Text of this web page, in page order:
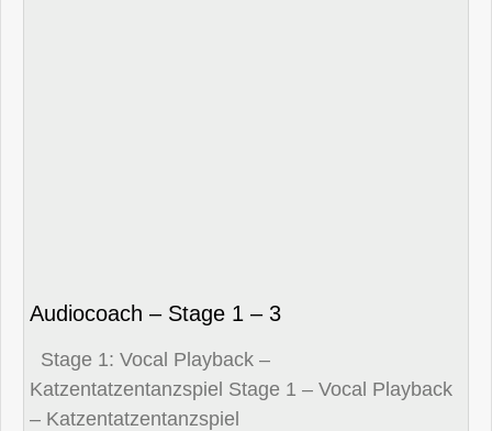
Audiocoach – Stage 1 – 3
Stage 1: Vocal Playback –
Katzentatzentanzspiel Stage 1 – Vocal Playback
– Katzentatzentanzspiel